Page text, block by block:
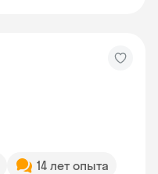
14 лет опыта